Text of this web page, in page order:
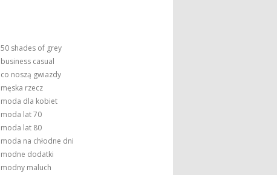
50 shades of grey
business casual
co noszą gwiazdy
męska rzecz
moda dla kobiet
moda lat 70
moda lat 80
moda na chłodne dni
modne dodatki
modny maluch